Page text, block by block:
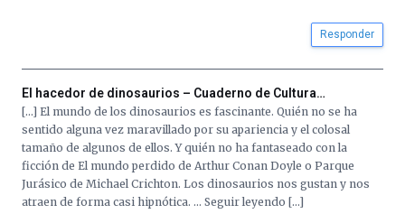
Responder
El hacedor de dinosaurios – Cuaderno de Cultura…
[…] El mundo de los dinosaurios es fascinante. Quién no se ha
sentido alguna vez maravillado por su apariencia y el colosal
tamaño de algunos de ellos. Y quién no ha fantaseado con la
ficción de El mundo perdido de Arthur Conan Doyle o Parque
Jurásico de Michael Crichton. Los dinosaurios nos gustan y nos
atraen de forma casi hipnótica. … Seguir leyendo […]